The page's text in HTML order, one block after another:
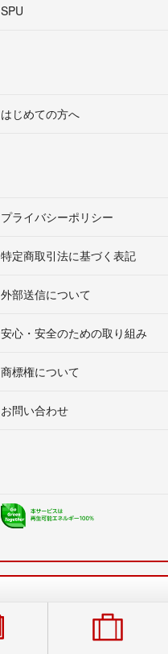
SPU
はじめての方へ
プライバシーポリシー
特定商取引法に基づく表記
外部送信について
安心・安全のための取り組み
商標権について
お問い合わせ